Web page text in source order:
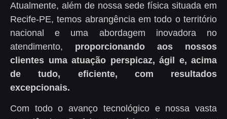
Atualmente, além de nossa sede física situada em
Recife-PE, temos abrangência em todo o território
nacional e uma abordagem inovadora no
atendimento, proporcionando aos nossos
clientes uma atuação perspicaz, ágil e, acima
de tudo, eficiente, com resultados
excepcionais.
Com todo o avanço tecnológico e nossa vasta